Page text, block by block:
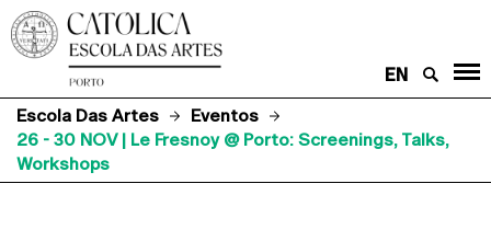
EN
Escola Das Artes
Eventos
26 - 30 NOV | Le Fresnoy @ Porto: Screenings, Talks,
Workshops